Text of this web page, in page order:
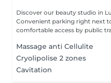
Discover our beauty studio in
Convenient parking right next
comfortable access by public
Massage anti Cellulite
Cryolipolise 2 zones
Cavitation